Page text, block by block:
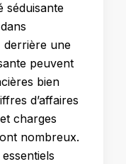
séduisante
derrière une
peuvent
bien
d’affaires
charges
nombreux.